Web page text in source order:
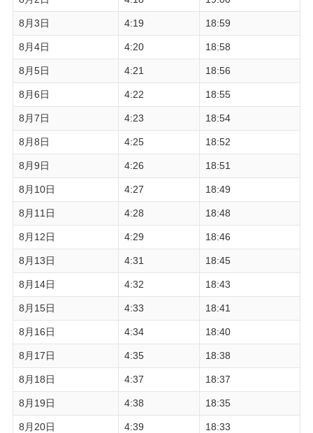
8月3日 4:19 18:59
8月4日 4:20 18:58
8月5日 4:21 18:56
8月6日 4:22 18:55
8月7日 4:23 18:54
8月8日 4:25 18:52
8月9日 4:26 18:51
8月10日 4:27 18:49
8月11日 4:28 18:48
8月12日 4:29 18:46
8月13日 4:31 18:45
8月14日 4:32 18:43
8月15日 4:33 18:41
8月16日 4:34 18:40
8月17日 4:35 18:38
8月18日 4:37 18:37
8月19日 4:38 18:35
8月20日 4:39 18:33